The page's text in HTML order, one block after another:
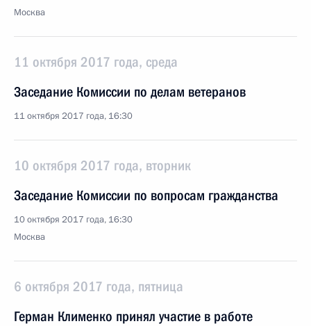
Москва
11 октября 2017 года, среда
Заседание Комиссии по делам ветеранов
11 октября 2017 года, 16:30
10 октября 2017 года, вторник
Заседание Комиссии по вопросам гражданства
10 октября 2017 года, 16:30
Москва
6 октября 2017 года, пятница
Герман Клименко принял участие в работе